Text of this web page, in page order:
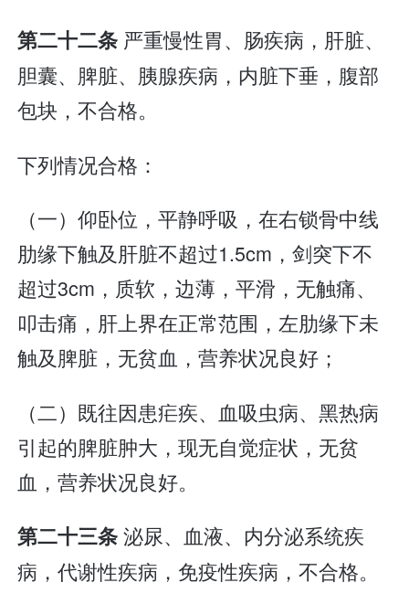
第二十二条 严重慢性胃、肠疾病，肝脏、
胆囊、脾脏、胰腺疾病，内脏下垂，腹部
包块，不合格。
下列情况合格：
（一）仰卧位，平静呼吸，在右锁骨中线
肋缘下触及肝脏不超过1.5cm，剑突下不
超过3cm，质软，边薄，平滑，无触痛、
叩击痛，肝上界在正常范围，左肋缘下未
触及脾脏，无贫血，营养状况良好；
（二）既往因患疟疾、血吸虫病、黑热病
引起的脾脏肿大，现无自觉症状，无贫
血，营养状况良好。
第二十三条泌尿、血液、内分泌系统疾
病，代谢性疾病，免疫性疾病，不合格。